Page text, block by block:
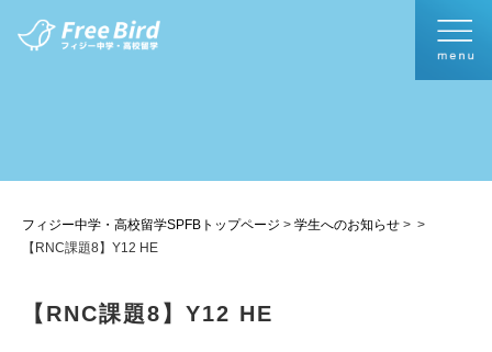
フィジー中学・高校留学SPFBトップページ > 学生へのお知らせ > >
【RNC課題8】Y12 HE
【RNC課題8】Y12 HE